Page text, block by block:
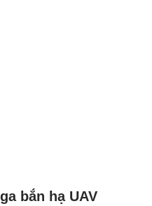
bắn hạ UAV